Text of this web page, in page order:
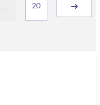
... 20
Дальше